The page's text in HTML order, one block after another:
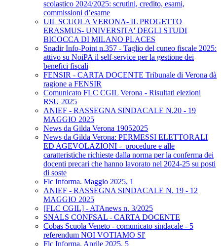
scolastico 2024/2025: scrutini, credito, esami,
commissioni d’esame
UIL SCUOLA VERONA- IL PROGETTO
ERASMUS- UNIVERSITA' DEGLI STUDI
BICOCCA DI MILANO PLACES
Snadir Info-Point n.357 - Taglio del cuneo fiscale 2025:
attivo su NoiPA il self-service per la gestione dei
benefici fiscali
FENSIR - CARTA DOCENTE Tribunale di Verona dà
ragione a FENSIR
Comunicato FLC CGIL Verona - Risultati elezioni
RSU 2025
ANIEF - RASSEGNA SINDACALE N.20 - 19
MAGGIO 2025
News da Gilda Verona 19052025
News da Gilda Verona: PERMESSI ELETTORALI
ED AGEVOLAZIONI - procedure e alle
caratteristiche richieste dalla norma per la conferma dei
docenti precari che hanno lavorato nel 2024-25 su posti
di soste
Flc Informa. Maggio 2025, 1
ANIEF - RASSEGNA SINDACALE N. 19 - 12
MAGGIO 2025
[FLC CGIL] - ATAnews n. 3/2025
SNALS CONFSAL - CARTA DOCENTE
Cobas Scuola Veneto - comunicato sindacale - 5
referendum NOI VOTIAMO SI'
Flc Informa. Aprile 2025, 5